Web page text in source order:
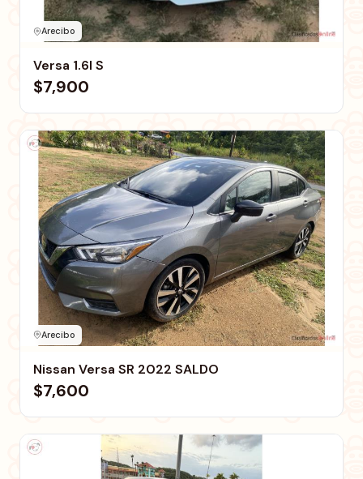
Arecibo
Versa 1.6l S
$7,900
Arecibo
Nissan Versa SR 2022 SALDO
$7,600